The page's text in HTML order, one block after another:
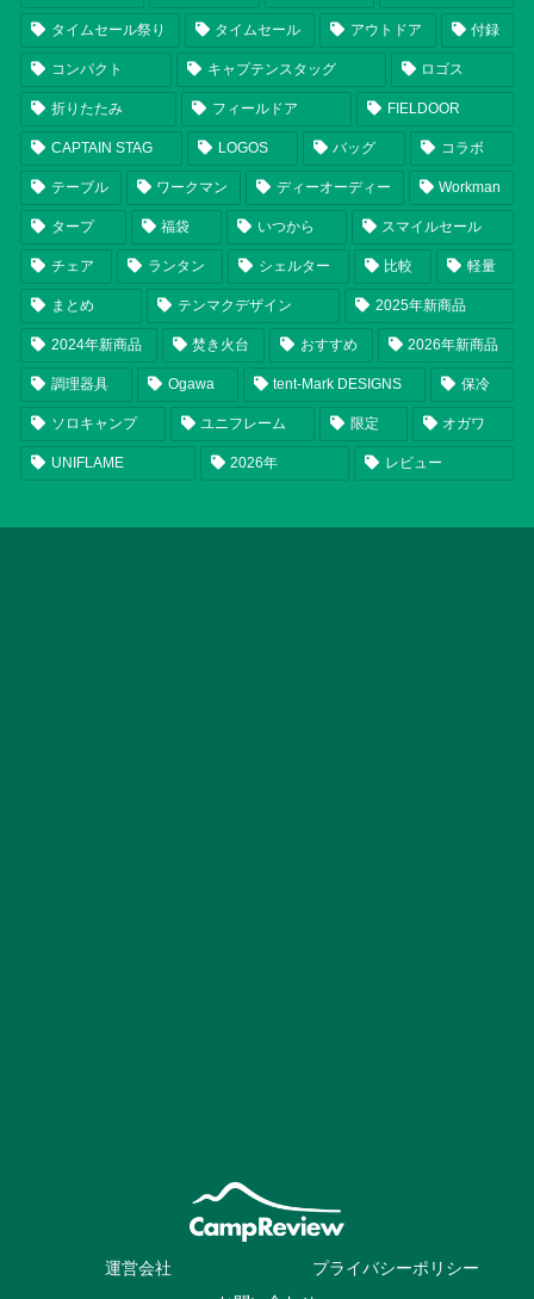
タイムセール祭り タイムセール アウトドア 付録
コンパクト キャプテンスタッグ ロゴス
折りたたみ フィールドア FIELDOOR
CAPTAIN STAG LOGOS バッグ コラボ
テーブル ワークマン ディーオーディー Workman
タープ 福袋 いつから スマイルセール
チェア ランタン シェルター 比較 軽量
まとめ テンマクデザイン 2025年新商品
2024年新商品 焚き火台 おすすめ 2026年新商品
調理器具 Ogawa tent-Mark DESIGNS 保冷
ソロキャンプ ユニフレーム 限定 オガワ
UNIFLAME 2026年 レビュー
運営会社
プライバシーポリシー